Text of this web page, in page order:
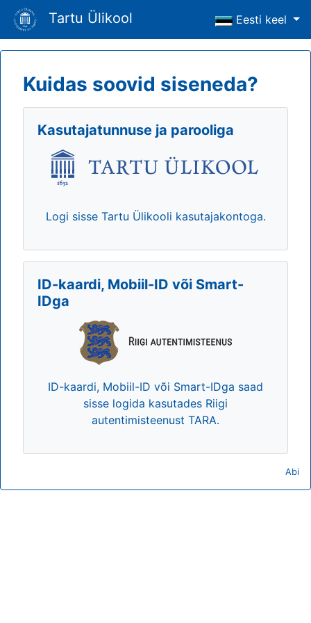
Tartu Ülikool Eesti keel
Kuidas soovid siseneda?
Kasutajatunnuse ja parooliga
Logi sisse Tartu Ülikooli kasutajakontoga.
ID-kaardi, Mobiil-ID või Smart-
IDga
ID-kaardi, Mobiil-ID või Smart-IDga saad
sisse logida kasutades Riigi
autentimisteenust TARA.
Abi